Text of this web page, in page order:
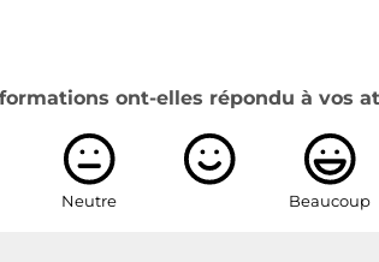
ont-elles répondu à vos
Neutre Beaucoup